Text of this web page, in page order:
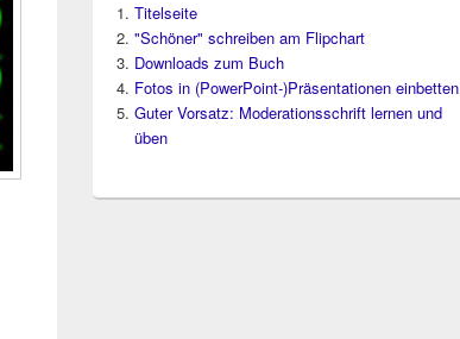
Titelseite
"Schöner" schreiben am Flipchart
Downloads zum Buch
Fotos in (PowerPoint‑)​Präsentationen einbetten
Guter Vorsatz: Moderationsschrift lernen und
üben